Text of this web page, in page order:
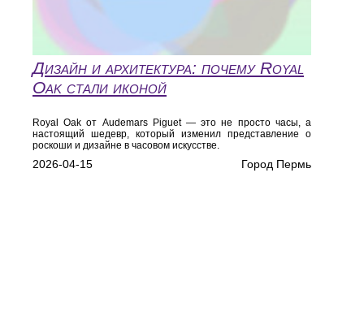
Дизайн и архитектура: почему Royal
Oak стали иконой
Royal Oak от Audemars Piguet — это не просто часы, а
настоящий шедевр, который изменил представление о
роскоши и дизайне в часовом искусстве.
2026-04-15 Город Пермь